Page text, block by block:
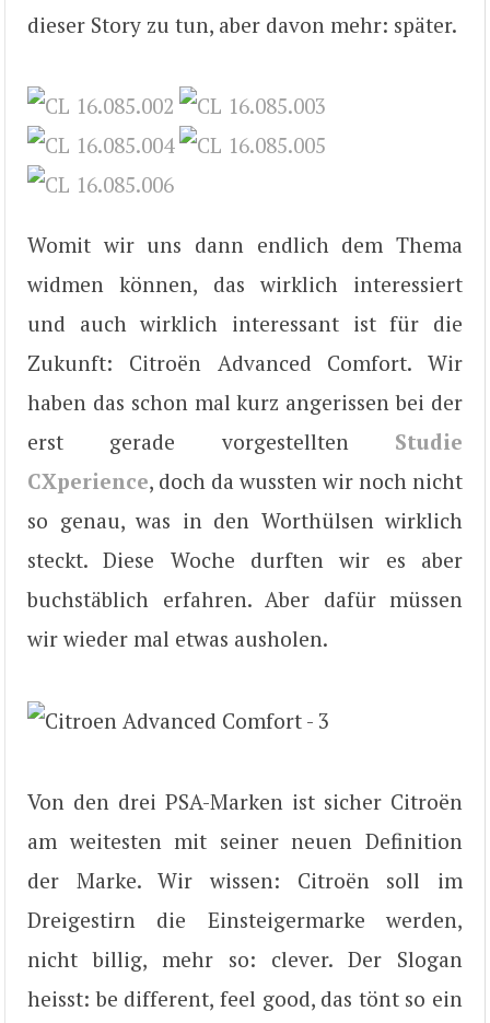
dieser Story zu tun, aber davon mehr: später.
Womit wir uns dann endlich dem Thema
widmen können, das wirklich interessiert
und auch wirklich interessant ist für die
Zukunft: Citroën Advanced Comfort. Wir
haben das schon mal kurz angerissen bei der
erst gerade vorgestellten Studie
CXperience, doch da wussten wir noch nicht
so genau, was in den Worthülsen wirklich
steckt. Diese Woche durften wir es aber
buchstäblich erfahren. Aber dafür müssen
wir wieder mal etwas ausholen.
Von den drei PSA-Marken ist sicher Citroën
am weitesten mit seiner neuen Definition
der Marke. Wir wissen: Citroën soll im
Dreigestirn die Einsteigermarke werden,
nicht billig, mehr so: clever. Der Slogan
heisst: be different, feel good, das tönt so ein